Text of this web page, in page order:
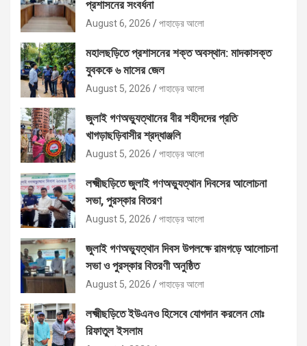
প্রশাসনের সংবর্ধনা
August 6, 2026 পাহাড়ের আলো
মহালছড়িতে প্রশাসনের শক্ত অবস্থান: মাদকাসক্ত
যুবককে ৬ মাসের জেল
August 5, 2026 পাহাড়ের আলো
জুলাই গণঅভ্যুত্থানের বীর শহীদদের প্রতি
খাগড়াছড়িবাসীর শ্রদ্ধাঞ্জলি
August 5, 2026 পাহাড়ের আলো
লক্ষ্মীছড়িতে জুলাই গণঅভ্যুত্থান দিবসের আলোচনা
সভা, পুরস্কার বিতরণ
August 5, 2026 পাহাড়ের আলো
জুলাই গণঅভ্যুত্থান দিবস উপলক্ষে রামগড়ে আলোচনা
সভা ও পুরস্কার বিতরণী অনুষ্ঠিত
August 5, 2026 পাহাড়ের আলো
লক্ষ্মীছড়িতে ইউএনও হিসেবে যোগদান করলেন মোঃ
রিফাতুল ইসলাম